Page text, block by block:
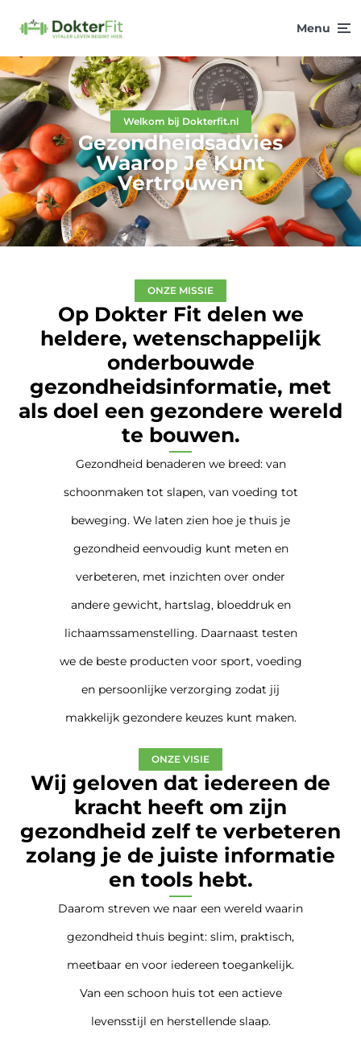
Menu
Welkom bij Dokterfit.nl
Gezondheidsadvies
Waarop Je Kunt
Vertrouwen
ONZE MISSIE
Op Dokter Fit delen we
heldere, wetenschappelijk
onderbouwde
gezondheidsinformatie, met
als doel een gezondere wereld
te bouwen.
Gezondheid benaderen we breed: van
schoonmaken tot slapen, van voeding tot
beweging. We laten zien hoe je thuis je
gezondheid eenvoudig kunt meten en
verbeteren, met inzichten over onder
andere gewicht, hartslag, bloeddruk en
lichaamssamenstelling. Daarnaast testen
we de beste producten voor sport, voeding
en persoonlijke verzorging zodat jij
makkelijk gezondere keuzes kunt maken.
ONZE VISIE
Wij geloven dat iedereen de
kracht heeft om zijn
gezondheid zelf te verbeteren
zolang je de juiste informatie
en tools hebt.
Daarom streven we naar een wereld waarin
gezondheid thuis begint: slim, praktisch,
meetbaar en voor iedereen toegankelijk.
Van een schoon huis tot een actieve
levensstijl en herstellende slaap.